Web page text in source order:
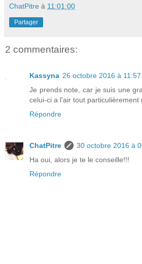
ChatPitre à 11:01:00
Partager
2 commentaires:
Kassyna 26 octobre 2016 à 11:57
Je prends note, car je suis une
celui-ci a l'air tout particulièrement
Répondre
ChatPitre
30 octobre 2016 à
Ha oui, alors je te le conseille!!!
Répondre